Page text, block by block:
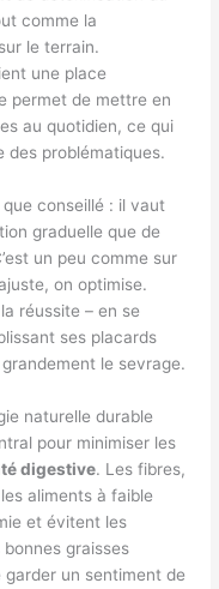
comme la
le terrain.
une place
permet de mettre en
au quotidien, ce qui
des problématiques.
conseillé : il vaut
graduelle que de
un peu comme sur
on optimise.
réussite – en se
ses placards
le sevrage.
naturelle durable
pour minimiser les
digestive. Les fibres,
aliments à faible
et évitent les
graisses
un sentiment de